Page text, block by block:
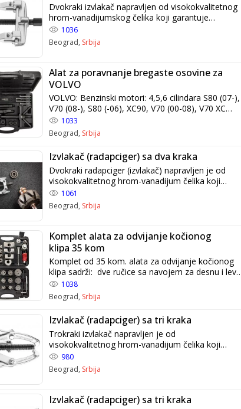
Dvokraki izvlakač napravljen od visokokvalitetnog
hrom-vanadijumskog čelika koji garantuje
dugogodišnju upotrebu. Dizajniran za demontažu
ležajeva, ventilatora, kočionih diskova itd.
Opremljen krakovima sa podesivim širenjem
1036
Beograd, Srbija
Alat za poravnanje bregaste osovine za
VOLVO
VOLVO: Benzinski motori: 4,5,6 cilindara S80 (07-),
V70 (08-), S80 (-06), XC90, V70 (00-08), V70 XC
(01-)/XC70 (-07), S60, C30, C70 (06-), S40 (04-),
V50, S40 (-04), V40, 850, C70 Coupe (-05), S70,
V70 (-00), V70 XC (-00), 960, S90, V90. Kodovi
motora: B41XX, B42XX, B52XX, B62XX, B63XX,
GB5252S
1033
Beograd, Srbija
Izvlakač (radapciger) sa dva kraka
Dvokraki radapciger (izvlakač) napravljen je od
visokokvalitetnog hrom-vanadijum čelika koji
garantuje dug vek upotrebe. Dizajniran je za
demontažu delova ugrađenih koaksijalno. Odlikuje
se specijalno profilisanim krajevima za držanje
1061
Beograd, Srbija
Komplet alata za odvijanje kočionog
klipa 35 kom
Komplet od 35 kom. alata za odvijanje kočionog
klipa sadrži: dve ručice sa navojem za desnu i levu
ruku, 4 potporne ploče, 24 adaptera, dva
šestougaona ključa (6mm i 7mm), dva probijača
(3mm i 5mm) i mazivo.
1038
Beograd, Srbija
Izvlakač (radapciger) sa tri kraka
Trokraki izvlakač napravljen je od
visokokvalitetnog hrom-vanadijum čelika koji
garantuje dug vek upotrebe. Specijalni dizajn sa
posebno ojačanim krakovima (rukama). Dizajniran
je za demontažu koaksijalnih, čvrsto prilegnutih
980
Beograd, Srbija
Izvlakač (radapciger) sa tri kraka